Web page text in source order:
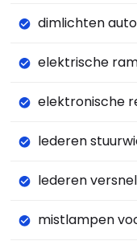
dimlichten
elektrische
elektronische
lederen
lederen
mistlampen